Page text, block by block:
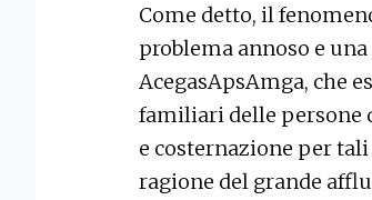
Come detto, il
problema annoso e
AcegasApsAmga, che
familiari delle persone
e costernazione per
ragione del grande